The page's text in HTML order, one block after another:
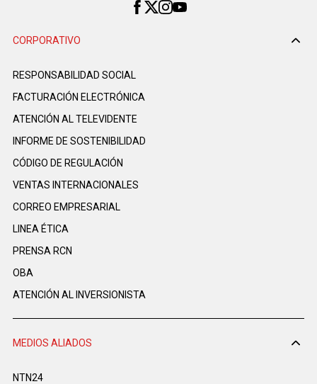
CORPORATIVO
RESPONSABILIDAD SOCIAL
FACTURACIÓN ELECTRÓNICA
ATENCIÓN AL TELEVIDENTE
INFORME DE SOSTENIBILIDAD
CÓDIGO DE REGULACIÓN
VENTAS INTERNACIONALES
CORREO EMPRESARIAL
LINEA ÉTICA
PRENSA RCN
OBA
ATENCIÓN AL INVERSIONISTA
MEDIOS ALIADOS
NTN24